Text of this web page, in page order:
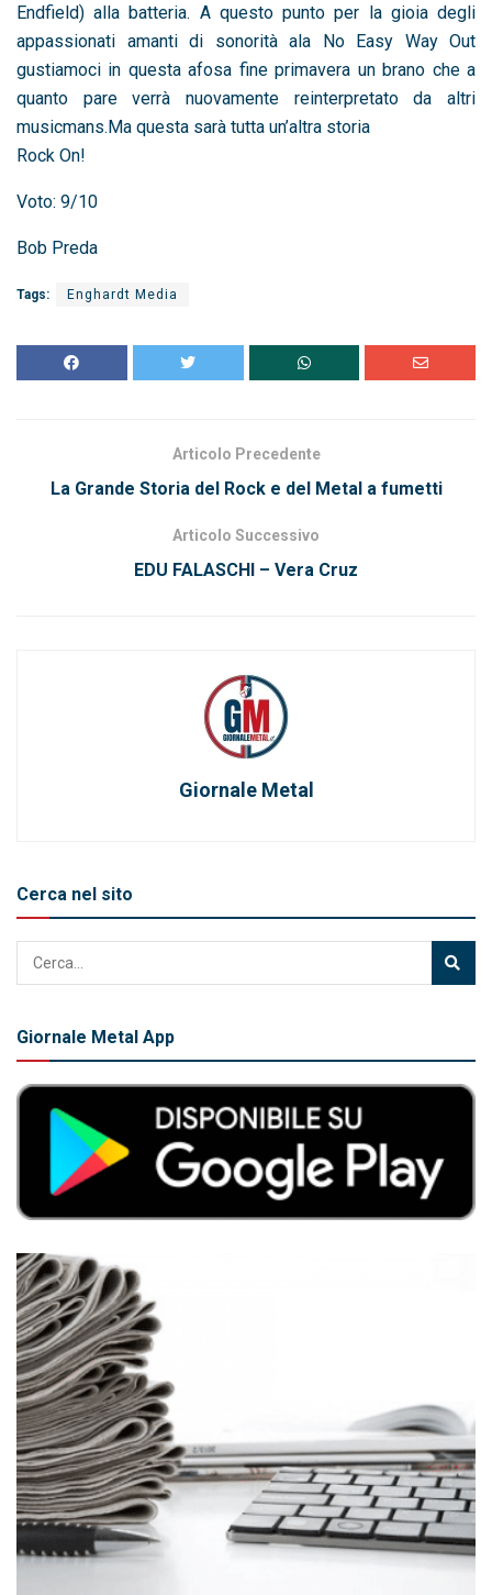
Endfield) alla batteria. A questo punto per la gioia degli
appassionati amanti di sonorità ala No Easy Way Out
gustiamoci in questa afosa fine primavera un brano che a
quanto pare verrà nuovamente reinterpretato da altri
musicmans.Ma questa sarà tutta un’altra storia
Rock On!
Voto: 9/10
Bob Preda
Tags: Enghardt Media
Articolo Precedente
La Grande Storia del Rock e del Metal a fumetti
Articolo Successivo
EDU FALASCHI – Vera Cruz
Giornale Metal
Cerca nel sito
Giornale Metal App